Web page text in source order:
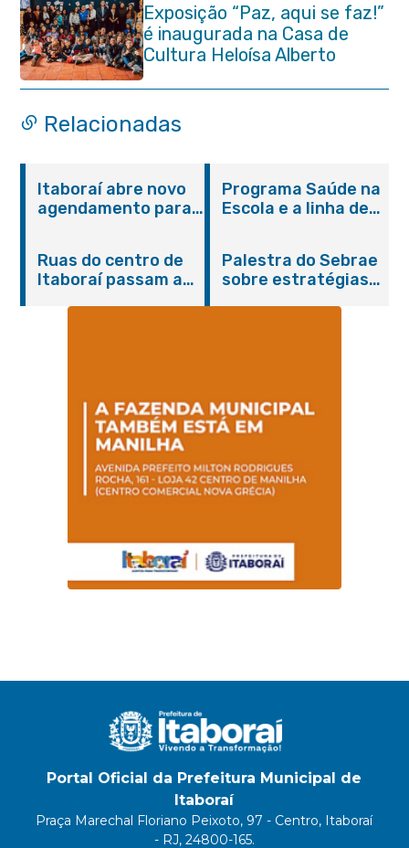
Exposição “Paz, aqui se faz!”
é inaugurada na Casa de
Cultura Heloísa Alberto
Torres
Relacionadas
Itaboraí abre novo
agendamento para
Programa Saúde na
Escola e a linha de
promovem
conscientização
sobre hanseníase
Ruas do centro de
Itaboraí passam a
Palestra do Sebrae
sobre estratégias
Portal Oficial da Prefeitura Municipal de
Itaboraí
Praça Marechal Floriano Peixoto, 97 - Centro, Itaboraí
- RJ, 24800-165.